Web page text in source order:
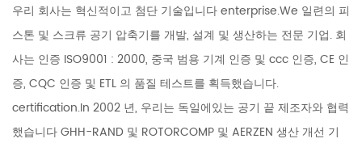
우리 회사는 혁신적이고 첨단 기술입니다 enterprise.We 일련의 피
스톤 및 스크류 공기 압축기를 개발, 설계 및 생산하는 전문 기업. 회
사는 인증 ISO9001 : 2000, 중국 범용 기계 인증 및 ccc 인증, CE 인
증, CQC 인증 및 ETL 의 품질 테스트를 획득했습니다.
certification.In 2002 년, 우리는 독일에있는 공기 끝 제조자와 협력
했습니다 GHH-RAND 및 ROTORCOMP 및 AERZEN 생산 개선 기